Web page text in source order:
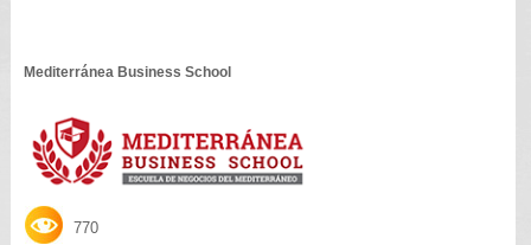
Mediterránea Business School
770